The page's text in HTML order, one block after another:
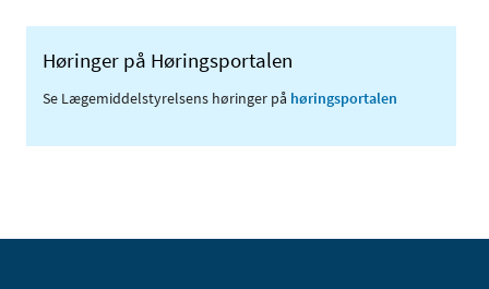
Høringer på Høringsportalen
Se Lægemiddelstyrelsens høringer på høringsportalen